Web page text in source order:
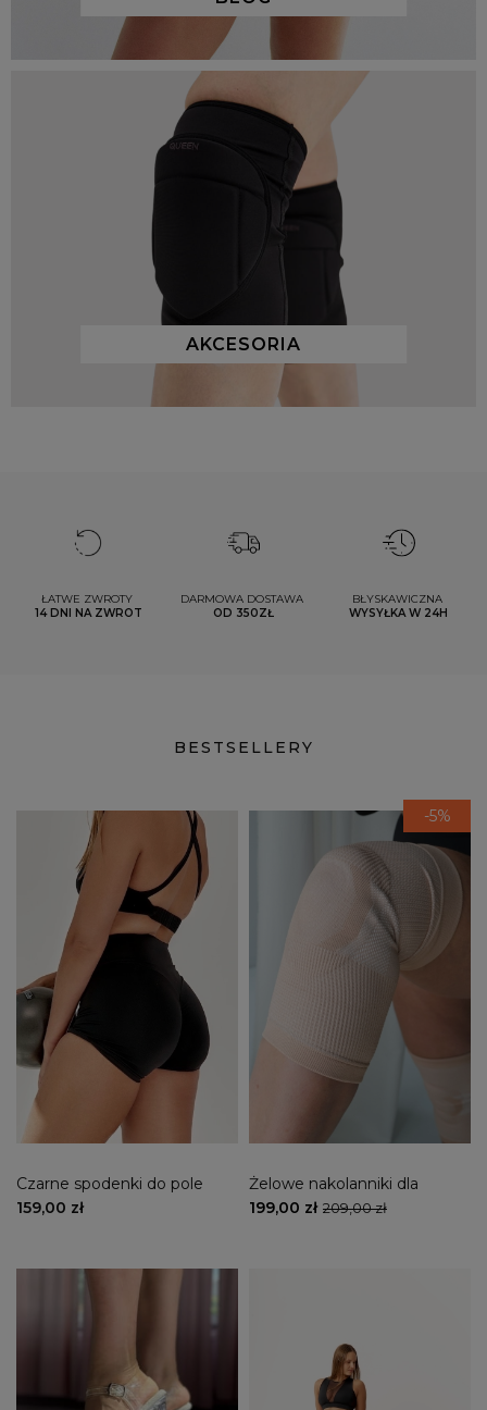
AKCESORIA
ŁATWE ZWROTY
14 DNI NA ZWROT
DARMOWA DOSTAWA
OD 350ZŁ
BŁYSKAWICZNA
WYSYŁKA W 24H
BESTSELLERY
Czarne spodenki do pole
dance BENG
159,00 zł
-5%
Żelowe nakolanniki dla
tancerzy- bunheads
209,00 zł
199,00 zł